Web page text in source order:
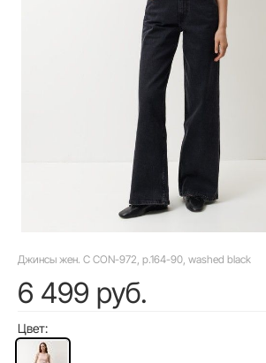
Джинсы жен. C CON-972, р.164-90, washed black
6 499 руб.
Цвет: